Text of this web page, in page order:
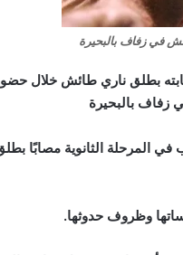
في زفاف بالبحيرة
عامًا مصرعه، إثر إصابته بطلق ناري
زفاف بالبحيرة
المرحلة الثانوية مصابًا
وظروف حدوثها.